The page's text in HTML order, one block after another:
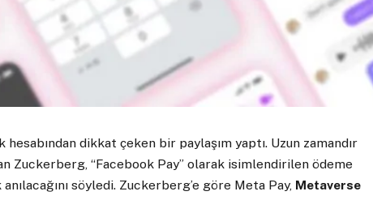
dikkat çeken bir paylaşım yaptı. Uzun zamandır
Zuckerberg, “Facebook Pay” olarak isimlendirilen ödeme
anılacağını söyledi. Zuckerberg’e göre Meta Pay, Metaverse